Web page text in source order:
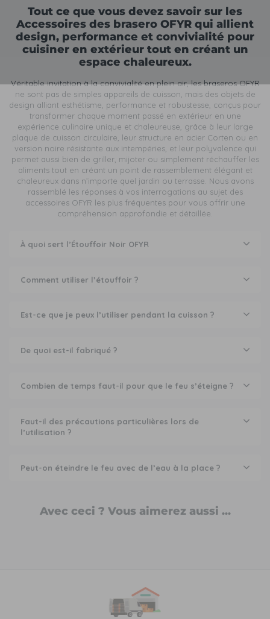
Tout ce que vous devez savoir sur les
Accessoires des brasero OFYR qui allient
design, performance et convivialité pour
cuisiner en extérieur tout en créant un
espace chaleureux.
Véritable invitation à la convivialité en plein air, les braseros OFYR
ne sont pas de simples appareils de cuisson, mais des objets de
design alliant esthétisme, performance et robustesse, conçus pour
transformer chaque moment passé en extérieur en une
expérience culinaire unique et chaleureuse, grâce à leur large
plaque de cuisson circulaire, leur structure en acier Corten ou en
version noire résistante aux intempéries, et leur polyvalence qui
permet aussi bien de griller, mijoter ou simplement réchauffer les
aliments tout en créant un point de rassemblement élégant et
chaleureux dans n’importe quel jardin ou terrasse. Nous avons
rassemblé les réponses à vos interrogations au sujet des
accessoires OFYR les plus fréquentes pour vous offrir une
compréhension approfondie et détaillée.
À quoi sert l’Étouffoir Noir OFYR
Comment utiliser l’étouffoir ?
Est-ce que je peux l’utiliser pendant la cuisson ?
De quoi est-il fabriqué ?
Combien de temps faut-il pour que le feu s’éteigne ?
Faut-il des précautions particulières lors de
l’utilisation ?
Peut-on éteindre le feu avec de l’eau à la place ?
Avec ceci ? Vous aimerez aussi ...